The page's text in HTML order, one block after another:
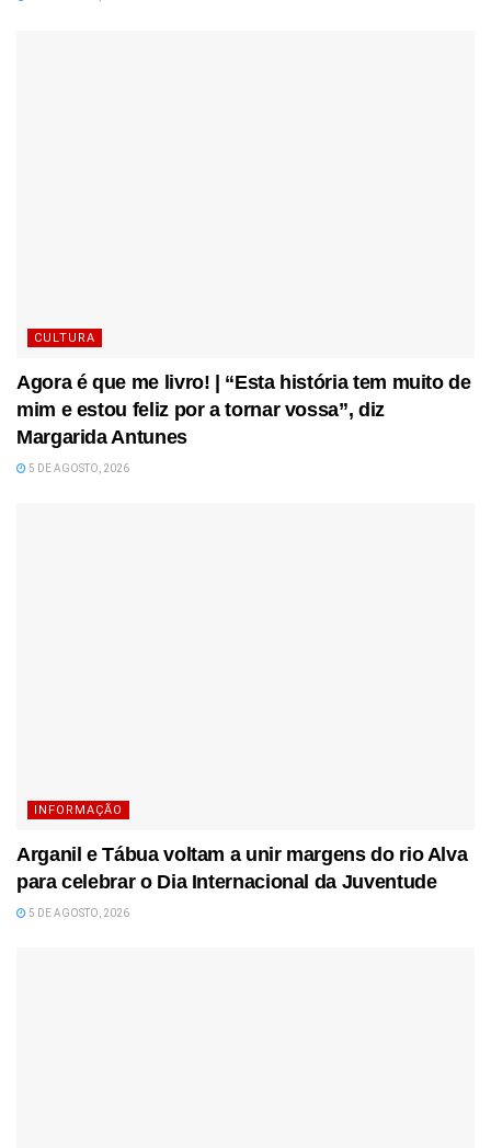
CULTURA
Agora é que me livro! | “Esta história tem muito de
mim e estou feliz por a tornar vossa”, diz
Margarida Antunes
5 DE AGOSTO, 2026
INFORMAÇÃO
Arganil e Tábua voltam a unir margens do rio Alva
para celebrar o Dia Internacional da Juventude
5 DE AGOSTO, 2026